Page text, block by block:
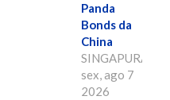
Panda
Bonds da
China
SINGAPURA,
sex, ago 7
2026